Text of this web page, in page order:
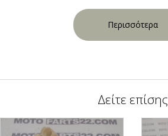
Περισσότερα
Δείτε επίσης